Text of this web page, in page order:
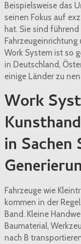
Beispielsweise das
seinen Fokus auf
hat. Sie sind
Work System ist so
in Deutschland,
einige Länder zu
Work
in Sachen
Fahrzeuge wie
kommen in der
Band. Kleine
Baumaterial,
nach B